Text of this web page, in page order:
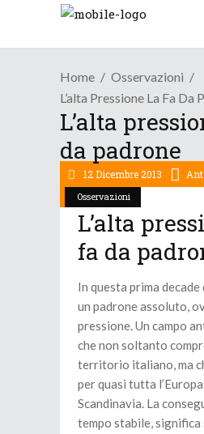
Home
Osservazioni
L’alta Pressione La Fa Da
L’alta
da padrone
Osservazioni
12 Dicembre 2013
L’alta
fa da
In questa prima decade
un padrone assoluto,
pressione. Un campo
che non soltanto
territorio italiano, ma
per quasi tutta
Scandinavia. La
tempo stabile,